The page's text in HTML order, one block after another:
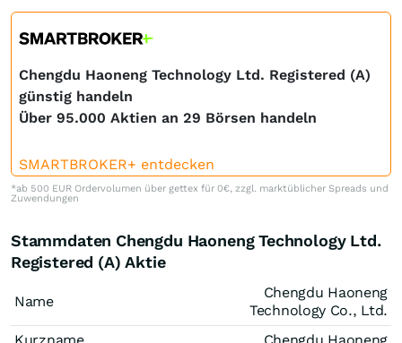
Chengdu Haoneng Technology Ltd. Registered (A)
günstig handeln
Über 95.000 Aktien an 29 Börsen handeln
SMARTBROKER+ entdecken
*ab 500 EUR Ordervolumen über gettex für 0€, zzgl. marktüblicher Spreads und
Zuwendungen
Stammdaten Chengdu Haoneng Technology Ltd.
Registered (A) Aktie
Name
Chengdu Haoneng
Technology Co., Ltd.